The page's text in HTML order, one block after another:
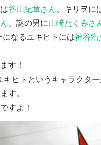
谷山紀章さん 、キリヲに
、謎の男に山崎たくみさ
なるユキヒトには神谷浩
す！
ヒトというキャラクタ
す。
すよ！